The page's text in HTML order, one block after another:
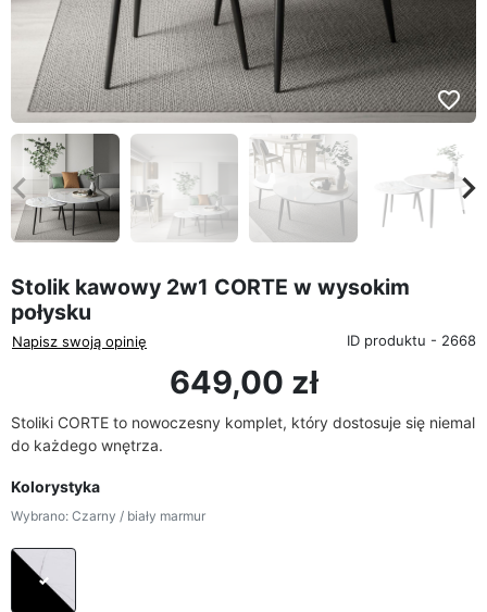
favorite_border
Poprzedni
Stolik kawowy 2w1 CORTE w wysokim
połysku
Napisz swoją opinię ID produktu - 2668
649,00 zł
Stoliki CORTE to nowoczesny komplet, który dostosuje się niemal
do każdego wnętrza.
Kolorystyka
Wybrano: Czarny / biały marmur
Czarny / biały marmur